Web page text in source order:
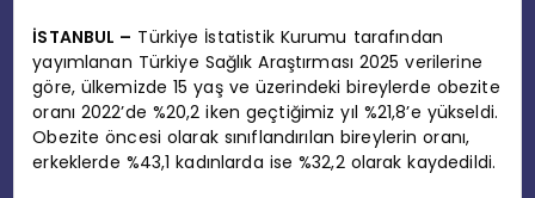
İSTANBUL – Türkiye İstatistik Kurumu tarafından
yayımlanan Türkiye Sağlık Araştırması 2025 verilerine
göre, ülkemizde 15 yaş ve üzerindeki bireylerde obezite
oranı 2022’de %20,2 iken geçtiğimiz yıl %21,8’e yükseldi.
Obezite öncesi olarak sınıflandırılan bireylerin oranı,
erkeklerde %43,1 kadınlarda ise %32,2 olarak kaydedildi.